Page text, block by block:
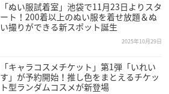
「ぬい服試着室」池袋で11月23日よりスタ
ート！200着以上のぬい服を着せ放題＆ぬ
い撮りができる新スポット誕生
2025年10月29日
「キャラコスメチケット」第1弾「いれい
す」が予約開始！推し色をまとえるチケッ
ト型ランダムコスメが新登場